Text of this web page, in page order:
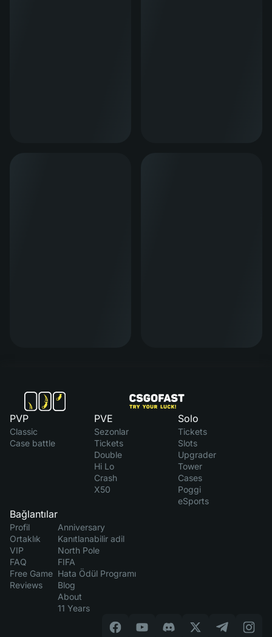
PVP
Classic
Case battle
PVE
Sezonlar
Tickets
Double
Hi Lo
Crash
X50
Solo
Tickets
Slots
Upgrader
Tower
Cases
Poggi
eSports
Bağlantılar
Profil
Ortaklık
VIP
FAQ
Free Game
Reviews
Anniversary
Kanıtlanabilir adil
North Pole
FIFA
Hata Ödül Programı
Blog
About
11 Years